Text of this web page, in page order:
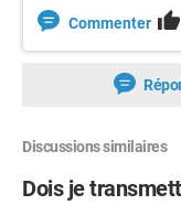
Commenter
Discussions similaires
Dois je